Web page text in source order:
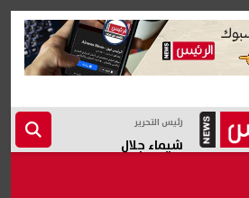
رئيس التحرير
شيماء جلال